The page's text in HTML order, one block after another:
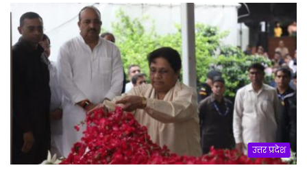
उत्तर प्रदेश